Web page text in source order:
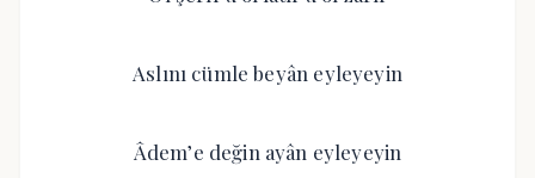
Aslını cümle beyân eyleyeyin
Âdem’e değin ayân eyleyeyin